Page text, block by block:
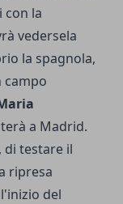
con la
vedersela
la spagnola,
campo
a Madrid.
di testare il
ripresa
del